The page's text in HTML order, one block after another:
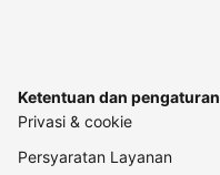
Ketentuan dan pengaturan
Privasi & cookie
Persyaratan Layanan